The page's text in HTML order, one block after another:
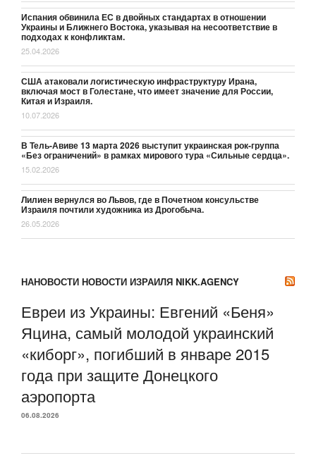
Испания обвинила ЕС в двойных стандартах в отношении
Украины и Ближнего Востока, указывая на несоответствие в
подходах к конфликтам.
25.04.2026
США атаковали логистическую инфраструктуру Ирана,
включая мост в Голестане, что имеет значение для России,
Китая и Израиля.
10.07.2026
В Тель-Авиве 13 марта 2026 выступит украинская рок-группа
«Без ограничений» в рамках мирового тура «Сильные сердца».
15.02.2026
Лилиен вернулся во Львов, где в Почетном консульстве
Израиля почтили художника из Дрогобыча.
26.05.2026
НАНОВОСТИ НОВОСТИ ИЗРАИЛЯ NIKK.AGENCY
Евреи из Украины: Евгений «Беня»
Яцина, самый молодой украинский
«киборг», погибший в январе 2015
года при защите Донецкого
аэропорта
06.08.2026